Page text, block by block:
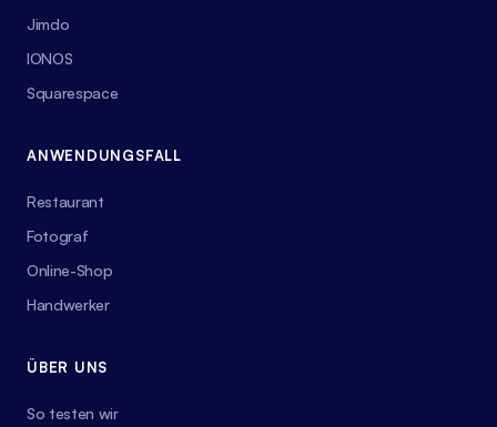
Jimdo
IONOS
Squarespace
ANWENDUNGSFALL
Restaurant
Fotograf
Online-Shop
Handwerker
ÜBER UNS
So testen wir